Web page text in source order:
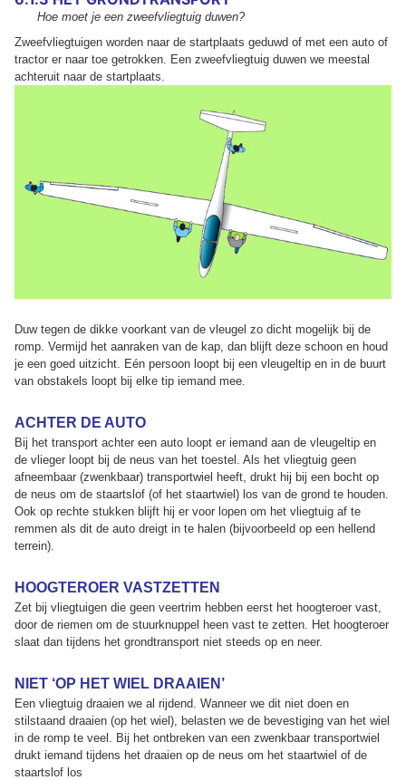
Hoe moet je een zweefvliegtuig duwen?
Zweefvliegtuigen worden naar de startplaats geduwd of met een auto of
tractor er naar toe getrokken. Een zweefvliegtuig duwen we meestal
achteruit naar de startplaats.
Duw tegen de dikke voorkant van de vleugel zo dicht mogelijk bij de
romp. Vermijd het aanraken van de kap, dan blijft deze schoon en houd
je een goed uitzicht. Eén persoon loopt bij een vleugeltip en in de buurt
van obstakels loopt bij elke tip iemand mee.
ACHTER DE AUTO
Bij het transport achter een auto loopt er iemand aan de vleugeltip en
de vlieger loopt bij de neus van het toestel. Als het vliegtuig geen
afneembaar (zwenkbaar) transportwiel heeft, drukt hij bij een bocht op
de neus om de staartslof (of het staartwiel) los van de grond te houden.
Ook op rechte stukken blijft hij er voor lopen om het vliegtuig af te
remmen als dit de auto dreigt in te halen (bijvoorbeeld op een hellend
terrein).
HOOGTEROER VASTZETTEN
Zet bij vliegtuigen die geen veertrim hebben eerst het hoogteroer vast,
door de riemen om de stuurknuppel heen vast te zetten. Het hoogteroer
slaat dan tijdens het grondtransport niet steeds op en neer.
NIET ‘OP HET WIEL DRAAIEN’
Een vliegtuig draaien we al rijdend. Wanneer we dit niet doen en
stilstaand draaien (op het wiel), belasten we de bevestiging van het wiel
in de romp te veel. Bij het ontbreken van een zwenkbaar transportwiel
drukt iemand tijdens het draaien op de neus om het staartwiel of de
staartslof los